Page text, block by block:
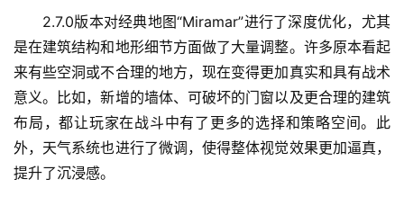
2.7.0版本对经典地图“Miramar”进行了深度优化，尤其
是在建筑结构和地形细节方面做了大量调整。许多原本看起
来有些空洞或不合理的地方，现在变得更加真实和具有战术
意义。比如，新增的墙体、可破坏的门窗以及更合理的建筑
布局，都让玩家在战斗中有了更多的选择和策略空间。此
外，天气系统也进行了微调，使得整体视觉效果更加逼真，
提升了沉浸感。